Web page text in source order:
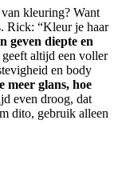
kleuring? Want
Rick: “Kleur je haar
geven diepte en
geeft altijd een voller
en body
meer glans, hoe
even droog, dat
dito, gebruik alleen